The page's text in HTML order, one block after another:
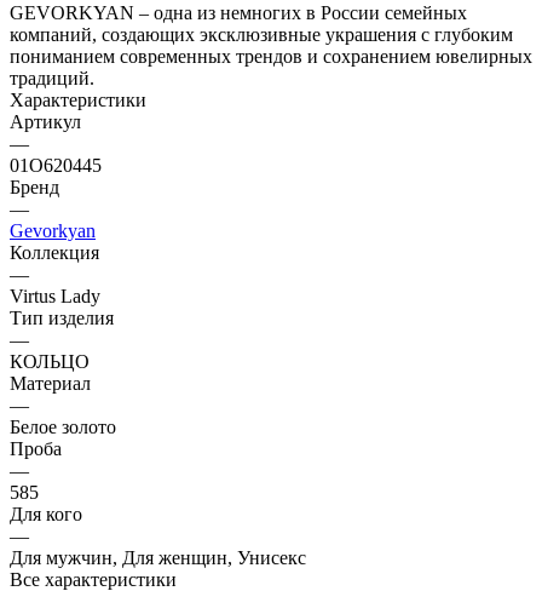
GEVORKYAN – одна из немногих в России семейных
компаний, создающих эксклюзивные украшения с глубоким
пониманием современных трендов и сохранением ювелирных
традиций.
Характеристики
Артикул
—
01О620445
Бренд
—
Gevorkyan
Коллекция
—
Virtus Lady
Тип изделия
—
КОЛЬЦО
Материал
—
Белое золото
Проба
—
585
Для кого
—
Для мужчин, Для женщин, Унисекс
Все характеристики